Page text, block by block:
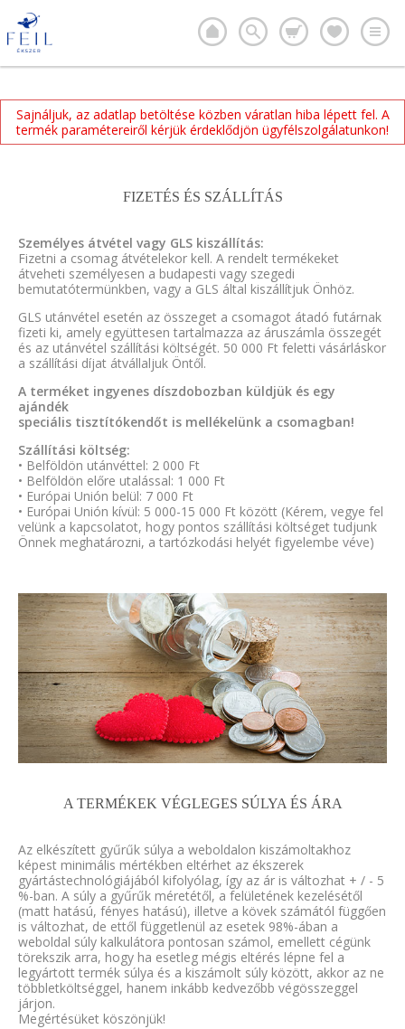
Sajnáljuk, az adatlap betöltése közben váratlan hiba lépett fel. A
termék paramétereiről kérjük érdeklődjön ügyfélszolgálatunkon!
FIZETÉS ÉS SZÁLLÍTÁS
Személyes átvétel vagy GLS kiszállítás:
Fizetni a csomag átvételekor kell. A rendelt termékeket
átveheti személyesen a budapesti vagy szegedi
bemutatótermünkben, vagy a GLS által kiszállítjuk Önhöz.
GLS utánvétel esetén az összeget a csomagot átadó futárnak
fizeti ki, amely együttesen tartalmazza az áruszámla összegét
és az utánvétel szállítási költségét. 50 000 Ft feletti vásárláskor
a szállítási díjat átvállaljuk Öntől.
A terméket ingyenes díszdobozban küldjük és egy
ajándék
speciális tisztítókendőt is mellékelünk a csomagban!
Szállítási költség:
• Belföldön utánvéttel: 2 000 Ft
• Belföldön előre utalással: 1 000 Ft
• Európai Unión belül: 7 000 Ft
• Európai Unión kívül: 5 000-15 000 Ft között (Kérem, vegye fel
velünk a kapcsolatot, hogy pontos szállítási költséget tudjunk
Önnek meghatározni, a tartózkodási helyét figyelembe véve)
A TERMÉKEK VÉGLEGES SÚLYA ÉS ÁRA
Az elkészített gyűrűk súlya a weboldalon kiszámoltakhoz
képest minimális mértékben eltérhet az ékszerek
gyártástechnológiájából kifolyólag, így az ár is változhat + / - 5
%-ban. A súly a gyűrűk méretétől, a felületének kezelésétől
(matt hatású, fényes hatású), illetve a kövek számától függően
is változhat, de ettől függetlenül az esetek 98%-ában a
weboldal súly kalkulátora pontosan számol, emellett cégünk
törekszik arra, hogy ha esetleg mégis eltérés lépne fel a
legyártott termék súlya és a kiszámolt súly között, akkor az ne
többletköltséggel, hanem inkább kedvezőbb végösszeggel
járjon.
Megértésüket köszönjük!